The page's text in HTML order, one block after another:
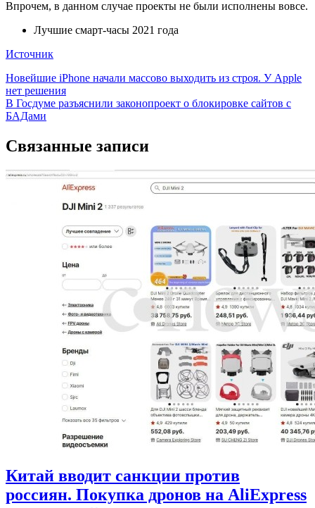
Впрочем, в данном случае проекты не были исполнены вовсе.
Лучшие смарт-часы 2021 года
Источник
Навигация
по
записям
Новейшие iPhone начали массово выходить из строя. У Apple
нет решения
В Госдуме разъяснили законопроект о блокировке сайтов с
БАДами
Связанные записи
Китай вводит санкции против
россиян. Покупка дронов на AliExpress